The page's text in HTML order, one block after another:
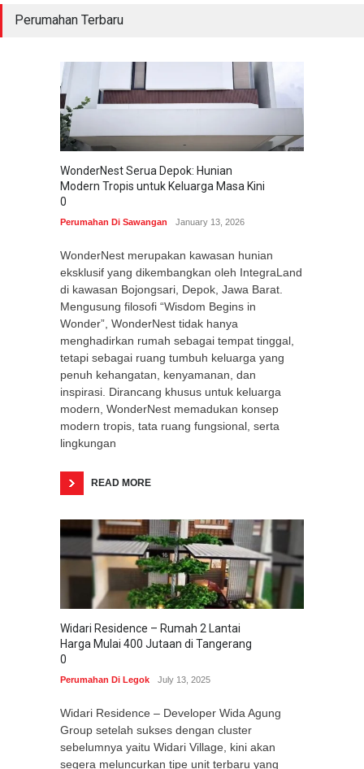
Perumahan Terbaru
WonderNest Serua Depok: Hunian
Modern Tropis untuk Keluarga Masa Kini
0
Perumahan Di Sawangan January 13, 2026
WonderNest merupakan kawasan hunian
eksklusif yang dikembangkan oleh IntegraLand
di kawasan Bojongsari, Depok, Jawa Barat.
Mengusung filosofi “Wisdom Begins in
Wonder”, WonderNest tidak hanya
menghadirkan rumah sebagai tempat tinggal,
tetapi sebagai ruang tumbuh keluarga yang
penuh kehangatan, kenyamanan, dan
inspirasi. Dirancang khusus untuk keluarga
modern, WonderNest memadukan konsep
modern tropis, tata ruang fungsional, serta
lingkungan
READ MORE
Widari Residence – Rumah 2 Lantai
Harga Mulai 400 Jutaan di Tangerang
0
Perumahan Di Legok July 13, 2025
Widari Residence – Developer Wida Agung
Group setelah sukses dengan cluster
sebelumnya yaitu Widari Village, kini akan
segera meluncurkan tipe unit terbaru yang